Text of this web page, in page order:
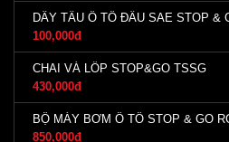
DÂY TẨU Ô TÔ ĐẦU SAE STOP &
100,000đ
CHAI VÁ LỐP STOP&GO TSSG
430,000đ
BỘ MÁY BƠM Ô TÔ STOP & GO
850,000đ